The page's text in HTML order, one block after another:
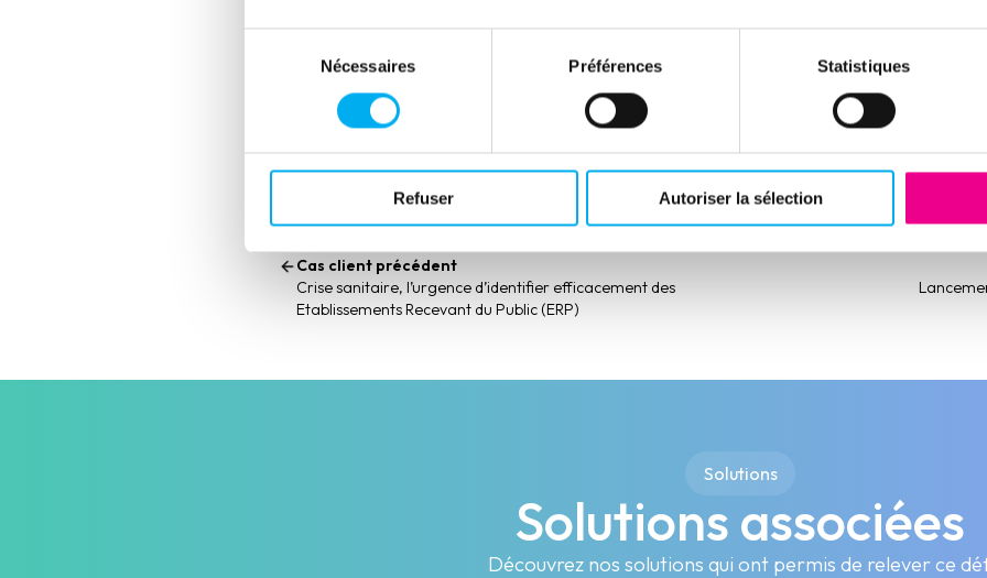
consentement
Nécessaires Préférences Statistiques
Refuser Autoriser la sélection
Partager cette expérience client (nouvelle fenêtre)
(nouvelle fenêtre)
(nouvelle fenêtre)
(nouvelle fenêtre)
(nouvelle fenêtre)
(nouvelle fenêtre)
(nouvelle fenêtre)
Cas client précédent
Crise sanitaire, l’urgence d’identifier efficacement des
Etablissements Recevant du Public (ERP)
Solutions
Solutions associées
Découvrez nos solutions qui ont permis de relever ce